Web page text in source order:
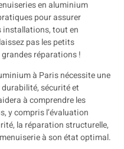
à Paris nécessite une
sécurité et
à comprendre les
y compris l’évaluation
la réparation structurelle,
à son état optimal.